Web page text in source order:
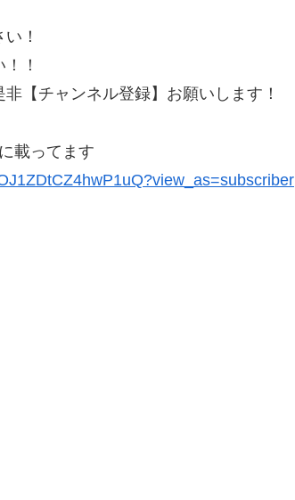
！
！
【チャンネル登録】お願いします！
載ってます